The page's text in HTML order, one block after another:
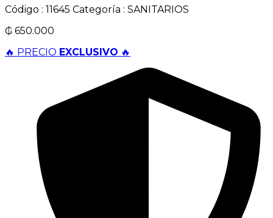
Código : 11645 Categoría : SANITARIOS
₲ 650.000
🔥 PRECIO EXCLUSIVO 🔥